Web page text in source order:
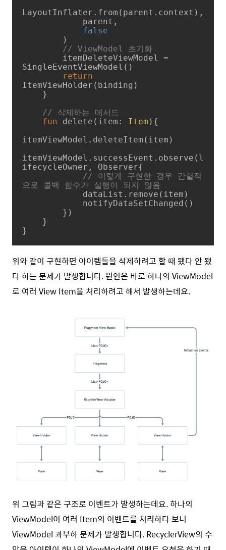
LayoutInflater.from(parent.context),
false
// ViewModel 초기화
SingleEventViewModel()
return
ItemViewHolder(binding)
// 삭제하는 메서드
fun
delete (item: Item ) {
itemViewModel.deleteItem(item)
itemViewModel.successEvent.observe(l
ifecycleOwner, Observer{
// 이렇게 구현한 경우 간헐적
으로 콜백 함수가 실행이 되지 않음
}
위와 같이 구현하면 아이템들을 삭제하려고 할 때 됐다 안 됐
다 하는 문제가 발생합니다. 원인은 바로 하나의 ViewModel
로 여러 View Item을 처리하려고 해서 발생하는데요.
위 그림과 같은 구조로 이벤트가 발생하는데요. 하나의
ViewModel이 여러 Item의 이벤트를 처리하다 보니
ViewModel 과부하 문제가 발생합니다. RecyclerView의 수